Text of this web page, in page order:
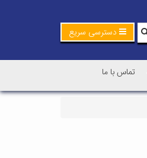
دسترسی سریع
تماس با ما